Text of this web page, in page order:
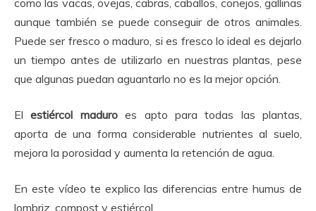
como las vacas, ovejas, cabras, caballos, conejos, gallinas
aunque también se puede conseguir de otros animales.
Puede ser fresco o maduro, si es fresco lo ideal es dejarlo
un tiempo antes de utilizarlo en nuestras plantas, pese
que algunas puedan aguantarlo no es la mejor opción.
Elestiércol maduroes apto para todas las plantas,
aporta de una forma considerable nutrientes al suelo,
mejora la porosidad y aumenta la retención de agua.
En este vídeo te explico las diferencias entre humus de
lombriz, compost y estiércol